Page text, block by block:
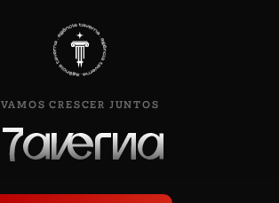
VAMOS CRESCER JUNTOS